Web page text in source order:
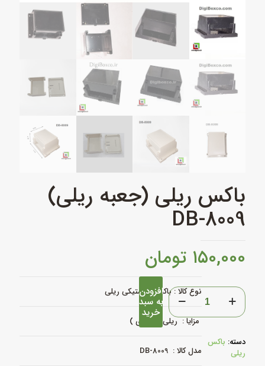
باکس ریلی (جعبه ریلی)
DB-8009
۱۵۰,۰۰۰ تومان
نوع کالا : باکس پلاستیکی ریلی
مزایا : ریلی (دیواری )
مدل کالا : DB-8009
باکس
ریلی
(جعبه
DB-
8009
عدد
افزودن
به سبد
خرید
دسته: باکس
ریلی